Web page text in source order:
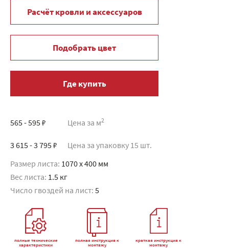
Расчёт кровли и аксессуаров
Подобрать цвет
Где купить
565 - 595 ₽ Цена за м2
3 615 - 3 795 ₽ Цена за упаковку 15 шт.
Размер листа: 1070 x 400 мм
Вес листа: 1.5 кг
Число гвоздей на лист: 5
полные технические
характеристики
полная инструкция к
монтажу
краткая инструкция к
монтажу